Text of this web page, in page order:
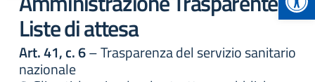
Liste di attesa
Art. 41, c. 6– Trasparenza del servizio sanitario
nazionale